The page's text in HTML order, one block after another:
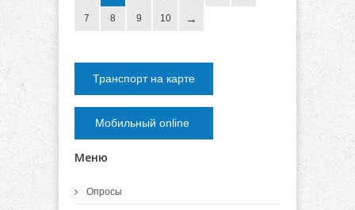
7 8 9 10
Транспорт на карте
Мобильный online
Меню
Опросы